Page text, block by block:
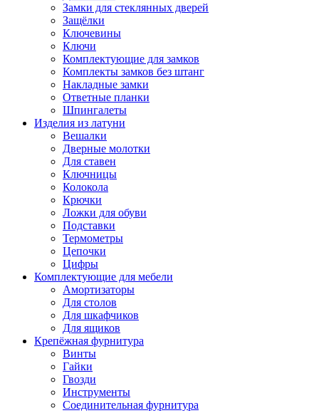
Замки для стеклянных дверей
Защёлки
Ключевины
Ключи
Комплектующие для замков
Комплекты замков без штанг
Накладные замки
Ответные планки
Шпингалеты
Изделия из латуни
Вешалки
Дверные молотки
Для ставен
Ключницы
Колокола
Крючки
Ложки для обуви
Подставки
Термометры
Цепочки
Цифры
Комплектующие для мебели
Амортизаторы
Для столов
Для шкафчиков
Для ящиков
Крепёжная фурнитура
Винты
Гайки
Гвозди
Инструменты
Соединительная фурнитура